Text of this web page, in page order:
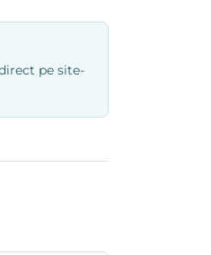
pe site-